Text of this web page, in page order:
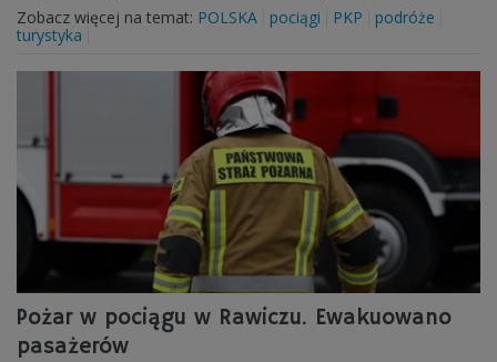
Zobacz więcej na temat: POLSKA pociągi PKP
podróże
turystyka
Pożar w pociągu w Rawiczu. Ewakuowano
pasażerów